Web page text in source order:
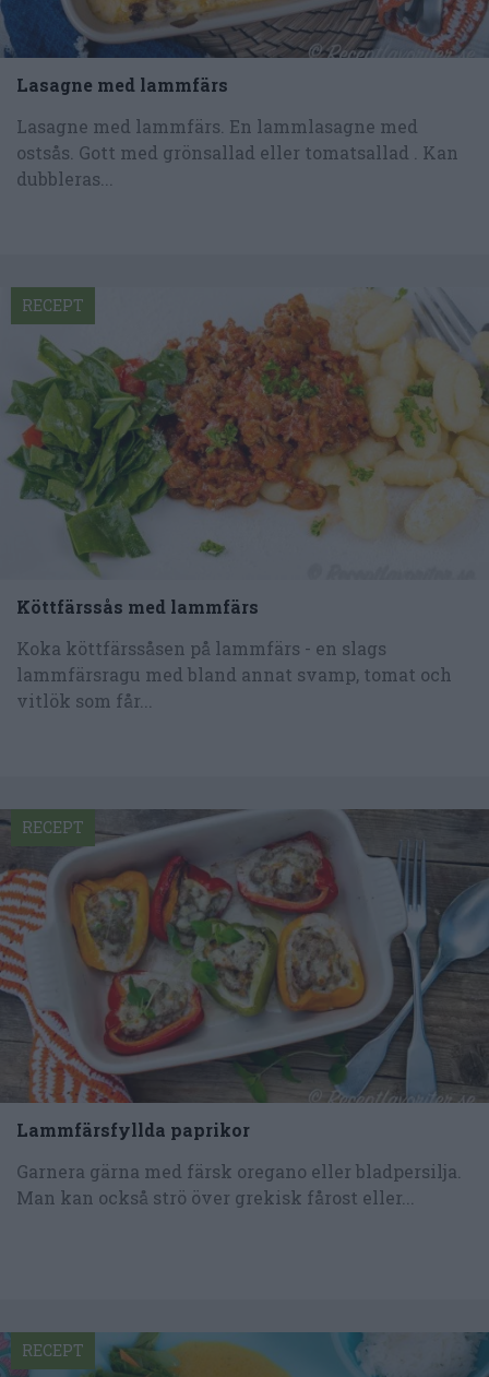
Lasagne med lammfärs
Lasagne med lammfärs. En lammlasagne med
ostsås. Gott med grönsallad eller tomatsallad . Kan
dubbleras...
Köttfärssås med lammfärs
Koka köttfärssåsen på lammfärs - en slags
lammfärsragu med bland annat svamp, tomat och
vitlök som får...
RECEPT
Lammfärsfyllda paprikor
Garnera gärna med färsk oregano eller bladpersilja.
Man kan också strö över grekisk fårost eller...
RECEPT
RECEPT